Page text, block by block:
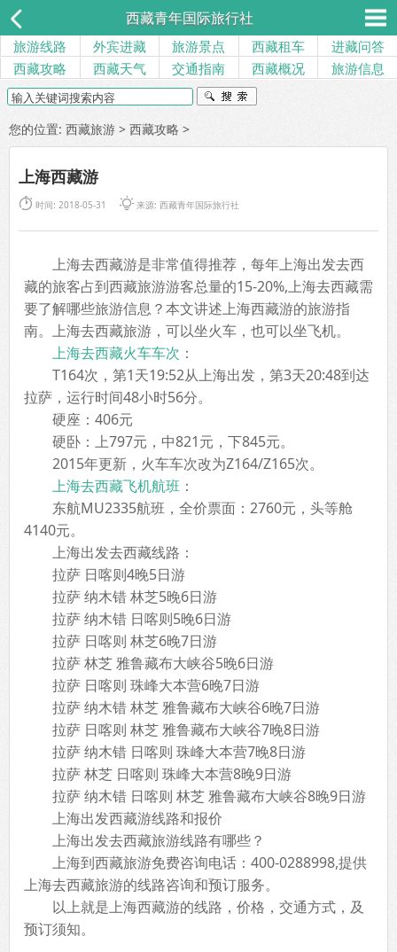
西藏青年国际旅行社
旅游线路 外宾进藏 旅游景点 西藏租车
进藏问答
西藏攻略
西藏天气 交通指南 西藏概况 旅游信息
您的位置: 西藏旅游 > 西藏攻略 >
上海西藏游
 时间: 2018-05-31 来源: 西藏青年国际旅行社
上海去西藏游是非常值得推荐，每年上海出发去西
藏的旅客占到西藏旅游游客总量的15-20%,上海去西藏需
要了解哪些旅游信息？本文讲述上海西藏游的旅游指
南。上海去西藏旅游，可以坐火车，也可以坐飞机。
上海去西藏火车车次 ：
T164次，第1天19:52从上海出发，第3天20:48到达
拉萨，运行时间48小时56分。
硬座：406元
硬卧：上797元，中821元，下845元。
2015年更新，火车车次改为Z164/Z165次。
上海去西藏飞机航班 ：
东航MU2335航班，全价票面：2760元，头等舱
4140元。
上海出发去西藏线路：
拉萨 日喀则4晚5日游
拉萨 纳木错 林芝5晚6日游
拉萨 纳木错 日喀则5晚6日游
拉萨 日喀则 林芝6晚7日游
拉萨 林芝 雅鲁藏布大峡谷5晚6日游
拉萨 日喀则 珠峰大本营6晚7日游
拉萨 纳木错 林芝 雅鲁藏布大峡谷6晚7日游
拉萨 日喀则 林芝 雅鲁藏布大峡谷7晚8日游
拉萨 纳木错 日喀则 珠峰大本营7晚8日游
拉萨 林芝 日喀则 珠峰大本营8晚9日游
拉萨 纳木错 日喀则 林芝 雅鲁藏布大峡谷8晚9日游
上海出发西藏游线路和报价
上海出发去西藏旅游线路有哪些？
上海到西藏旅游免费咨询电话：400-0288998,提供
上海去西藏旅游的线路咨询和预订服务。
以上就是上海西藏游的线路，价格，交通方式，及
预订须知。